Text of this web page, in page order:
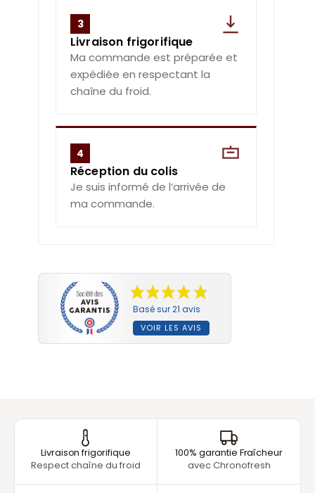
3
Livraison frigorifique
Ma commande est préparée et
expédiée en respectant la
chaîne du froid.
4
Réception du colis
Je suis informé de l’arrivée de
ma commande.
Basé sur 21 avis
VOIR LES AVIS
Livraison frigorifique
Respect chaîne du froid
100% garantie Fraîcheur
avec Chronofresh